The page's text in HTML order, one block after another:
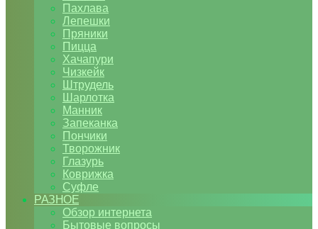
Пахлава
Лепешки
Пряники
Пицца
Хачапури
Чизкейк
Штрудель
Шарлотка
Манник
Запеканка
Пончики
Творожник
Глазурь
Коврижка
Суфле
РАЗНОЕ
Обзор интернета
Бытовые вопросы